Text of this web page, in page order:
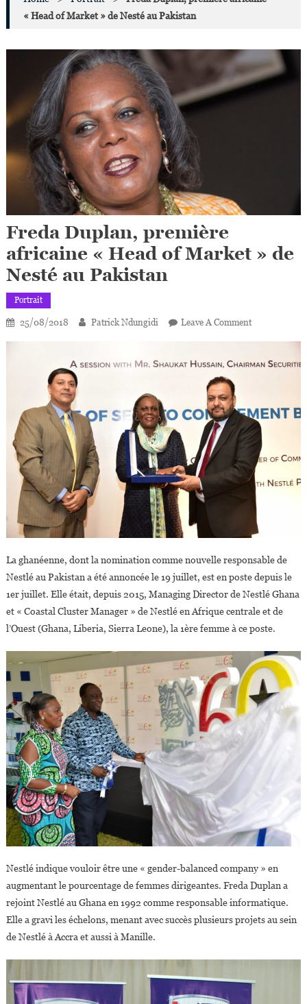
« Head of Market » de Nesté au Pakistan
Freda Duplan, première
africaine « Head of Market » de
Nesté au Pakistan
Portrait
25/08/2018 Patrick Ndungidi Leave A CommentOn
Première
Of
Market »
De
Nesté
Au
Pakistan
La ghanéenne, dont la nomination comme nouvelle responsable de
Nestlé au Pakistan a été annoncée le 19 juillet, est en poste depuis le
1er juillet. Elle était, depuis 2015, Managing Director de Nestlé Ghana
et « Coastal Cluster Manager » de Nestlé en Afrique centrale et de
l’Ouest (Ghana, Liberia, Sierra Leone), la 1ère femme à ce poste.
Nestlé indique vouloir être une « gender-balanced company » en
augmentant le pourcentage de femmes dirigeantes. Freda Duplan a
rejoint Nestlé au Ghana en 1992 comme responsable informatique.
Elle a gravi les échelons, menant avec succès plusieurs projets au sein
de Nestlé à Accra et aussi à Manille.